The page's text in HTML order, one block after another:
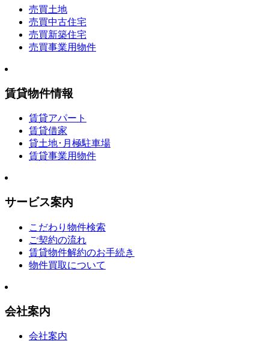
売買土地
売買中古住宅
売買新築住宅
売買事業用物件
賃貸物件情報
賃貸アパート
賃貸借家
貸土地･月極駐車場
賃貸事業用物件
サービス案内
こだわり物件検索
ご契約の流れ
賃貸物件解約のお手続き
物件買取について
会社案内
会社案内